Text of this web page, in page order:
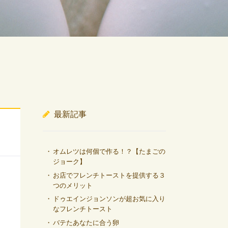
最新記事
オムレツは何個で作る！？【たまごの
ジョーク】
お店でフレンチトーストを提供する３
つのメリット
ドゥエインジョンソンが超お気に入り
なフレンチトースト
バテたあなたに合う卵